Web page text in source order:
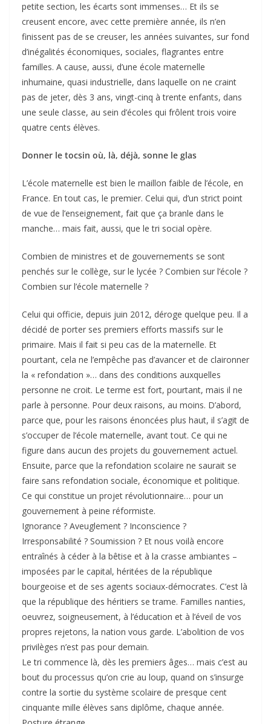
petite section, les écarts sont immenses… Et ils se
creusent encore, avec cette première année, ils n’en
finissent pas de se creuser, les années suivantes, sur fond
d’inégalités économiques, sociales, flagrantes entre
familles. A cause, aussi, d’une école maternelle
inhumaine, quasi industrielle, dans laquelle on ne craint
pas de jeter, dès 3 ans, vingt-cinq à trente enfants, dans
une seule classe, au sein d’écoles qui frôlent trois voire
quatre cents élèves.
Donner le tocsin où, là, déjà, sonne le glas
L’école maternelle est bien le maillon faible de l’école, en
France. En tout cas, le premier. Celui qui, d’un strict point
de vue de l’enseignement, fait que ça branle dans le
manche… mais fait, aussi, que le tri social opère.
Combien de ministres et de gouvernements se sont
penchés sur le collège, sur le lycée ? Combien sur l’école ?
Combien sur l’école maternelle ?
Celui qui officie, depuis juin 2012, déroge quelque peu. Il a
décidé de porter ses premiers efforts massifs sur le
primaire. Mais il fait si peu cas de la maternelle. Et
pourtant, cela ne l’empêche pas d’avancer et de claironner
la « refondation »… dans des conditions auxquelles
personne ne croit. Le terme est fort, pourtant, mais il ne
parle à personne. Pour deux raisons, au moins. D’abord,
parce que, pour les raisons énoncées plus haut, il s’agit de
s’occuper de l’école maternelle, avant tout. Ce qui ne
figure dans aucun des projets du gouvernement actuel.
Ensuite, parce que la refondation scolaire ne saurait se
faire sans refondation sociale, économique et politique.
Ce qui constitue un projet révolutionnaire… pour un
gouvernement à peine réformiste.
Ignorance ? Aveuglement ? Inconscience ?
Irresponsabilité ? Soumission ? Et nous voilà encore
entraînés à céder à la bêtise et à la crasse ambiantes –
imposées par le capital, héritées de la république
bourgeoise et de ses agents sociaux-démocrates. C’est là
que la république des héritiers se trame. Familles nanties,
oeuvrez, soigneusement, à l’éducation et à l’éveil de vos
propres rejetons, la nation vous garde. L’abolition de vos
privilèges n’est pas pour demain.
Le tri commence là, dès les premiers âges… mais c’est au
bout du processus qu’on crie au loup, quand on s’insurge
contre la sortie du système scolaire de presque cent
cinquante mille élèves sans diplôme, chaque année.